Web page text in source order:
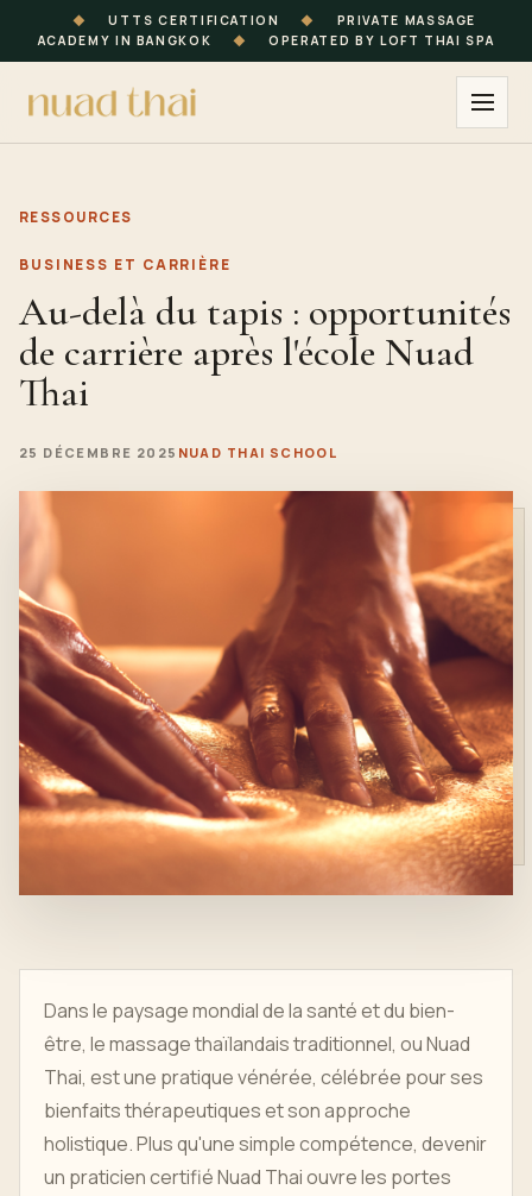
◆ UTTS CERTIFICATION ◆
PRIVATE MASSAGE
ACADEMY IN BANGKOK
◆ OPERATED BY LOFT THAI SPA
RESSOURCES
BUSINESS ET CARRIÈRE
Au-delà du tapis : opportunités
de carrière après l'école Nuad
Thai
25 DÉCEMBRE 2025 NUAD THAI SCHOOL
Dans le paysage mondial de la santé et du bien-
être, le massage thaïlandais traditionnel, ou Nuad
Thai, est une pratique vénérée, célébrée pour ses
bienfaits thérapeutiques et son approche
holistique. Plus qu'une simple compétence, devenir
un praticien certifié Nuad Thai ouvre les portes